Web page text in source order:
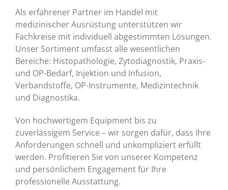
Als erfahrener Partner im Handel mit
medizinischer Ausrüstung unterstützen wir
Fachkreise mit individuell abgestimmten Lösungen.
Unser Sortiment umfasst alle wesentlichen
Bereiche: Histopathologie, Zytodiagnostik, Praxis-
und OP-Bedarf, Injektion und Infusion,
Verbandstoffe, OP-Instrumente, Medizintechnik
und Diagnostika.
Von hochwertigem Equipment bis zu
zuverlässigem Service – wir sorgen dafür, dass Ihre
Anforderungen schnell und unkompliziert erfüllt
werden. Profitieren Sie von unserer Kompetenz
und persönlichem Engagement für Ihre
professionelle Ausstattung.